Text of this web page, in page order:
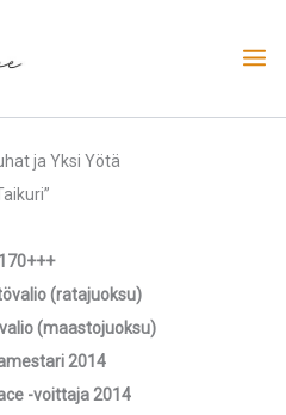
ja Yksi Yötä
(ratajuoksu)
(maastojuoksu)
2014
-voittaja 2014